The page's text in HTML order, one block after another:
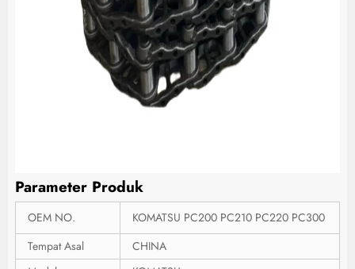
Parameter Produk
OEM NO.
KOMATSU PC200 PC210 PC220 PC300
Tempat Asal
CHINA